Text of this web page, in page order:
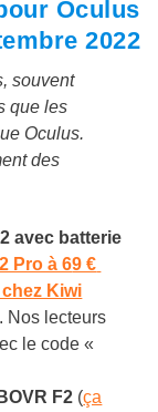
Oculus
2022
souvent
que les
Oculus.
des
avec batterie
Pro à 69 €
Kiwi
Nos lecteurs
le code «
F2 (ça